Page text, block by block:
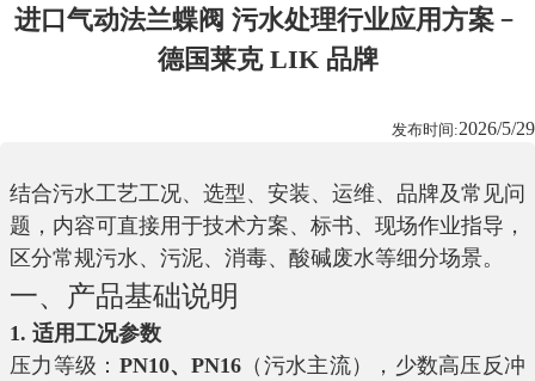
进口气动法兰蝶阀 污水处理行业应用方案﹣
德国莱克 LIK 品牌
发布时间:2026/5/29
结合污水工艺工况、选型、安装、运维、品牌及常见问
题，内容可直接用于技术方案、标书、现场作业指导，
区分常规污水、污泥、消毒、酸碱废水等细分场景。
一、产品基础说明
1. 适用工况参数
压力等级： PN10、PN16 （污水主流），少数高压反冲